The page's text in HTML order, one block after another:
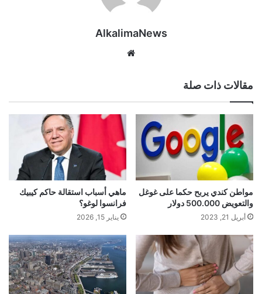
AlkalimaNews
مقالات ذات صلة
مواطن كندي يربح حكما على غوغل
والتعويض 500.000 دولار
أبريل 21, 2023
ماهي أسباب استقالة حاكم كيبيك
فرانسوا لوغو؟
يناير 15, 2026